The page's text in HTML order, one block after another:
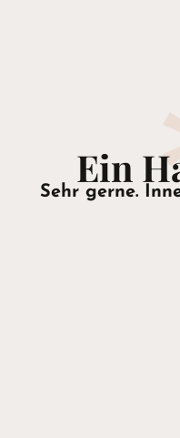
Ein
Sehr gerne.